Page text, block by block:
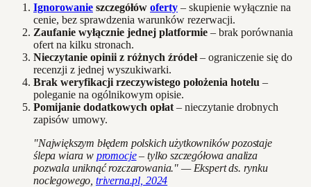
Ignorowanie szczegółów oferty – skupienie wyłącznie na
cenie, bez sprawdzenia warunków rezerwacji.
Zaufanie wyłącznie jednej platformie – brak porównania
ofert na kilku stronach.
Nieczytanie opinii z różnych źródeł– ograniczenie się do
recenzji z jednej wyszukiwarki.
Brak weryfikacji rzeczywistego położenia hotelu –
poleganie na ogólnikowym opisie.
Pomijanie dodatkowych opłat – nieczytanie drobnych
zapisów umowy.
"Największym błędem polskich użytkowników pozostaje
ślepa wiara w promocje– tylko szczegółowa analiza
pozwala uniknąć rozczarowania." — Ekspert ds. rynku
noclegowego, triverna.pl, 2024